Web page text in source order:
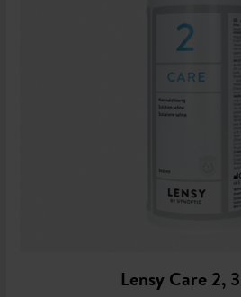
Lensy Care 2,